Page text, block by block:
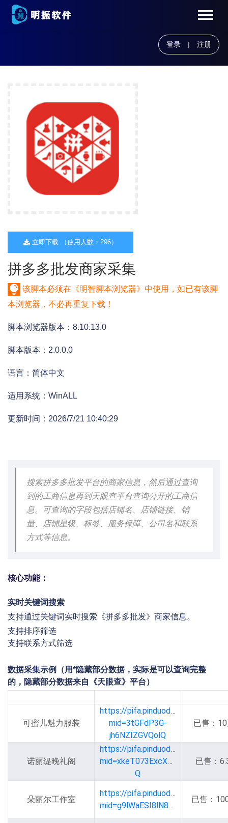
登录 | 注册
立即下载 （使用人数：296）
拼多多批发商家采集
该脚本必须在《明智脚本浏览器》中使用，如已有该脚
本浏览器，不必再重复下载！
脚本浏览器版本：8.10.13.0
脚本版本：2.0.0.0
语言：简体中文
适用系统：WinALL
更新时间：2026/7/21 10:40:29
搜索拼多多批发平台的商家信息，然后通过查询
到的工商信息再到天眼查平台查询公开的工商信
息。可查询的字段包括店铺名、店铺链接、销
量、店铺星级、标签、服务保障、公司名和联系
方式等信息。
核心功能：
实时关键词搜索
支持通过关键词实时搜索《拼多多批发》商家信息。
支持排序筛选
支持联系方式筛选
数据采集示例（用*隐藏部分数据，实际是可以查询完整
的，隐藏部分数据来自《天眼查》平台）
可蜜儿魅力服装
https://pifa.pinduoduo.com/mall?
mid=3tGFdP3G-
jh6NZIZGVQolQ
已售：
诺丽缇晚礼阁
https://pifa.pinduoduo.com/mall?
mid=xkeT073ExcXNLIfJkLf3-
Q
已售：
朵丽尔工作室
https://pifa.pinduoduo.com/mall?
mid=g9lWaESI8lN8dkzbAEF37A
已售：